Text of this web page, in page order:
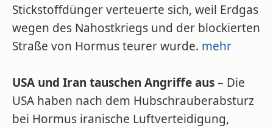
Stickstoffdünger verteuerte sich, weil Erdgas
wegen des Nahostkriegs und der blockierten
Straße von Hormus teurer wurde. mehr
USA und Iran tauschen Angriffe aus– Die
USA haben nach dem Hubschrauberabsturz
bei Hormus iranische Luftverteidigung,